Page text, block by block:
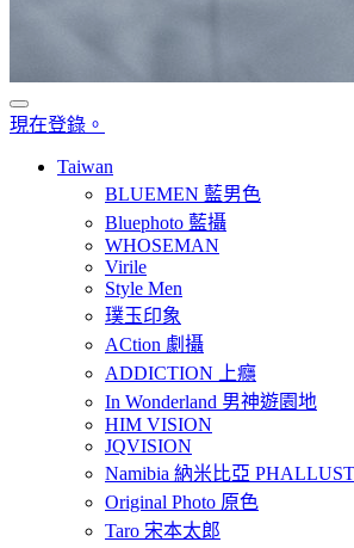
現在登錄。
Taiwan
BLUEMEN 藍男色
Bluephoto 藍攝
WHOSEMAN
Virile
Style Men
璞玉印象
ACtion 劇攝
ADDICTION 上癮
In Wonderland 男神遊園地
HIM VISION
JQVISION
Namibia 納米比亞
Original Photo 原色
Taro 宋本太郎